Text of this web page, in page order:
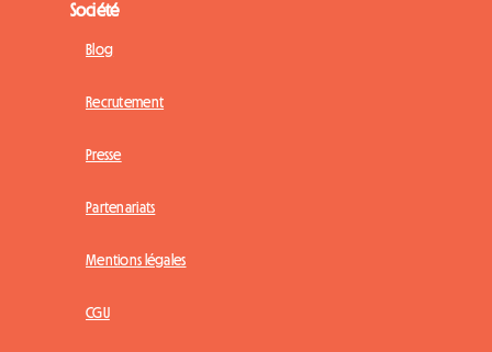
Société
Blog
Recrutement
Presse
Partenariats
Mentions légales
CGU